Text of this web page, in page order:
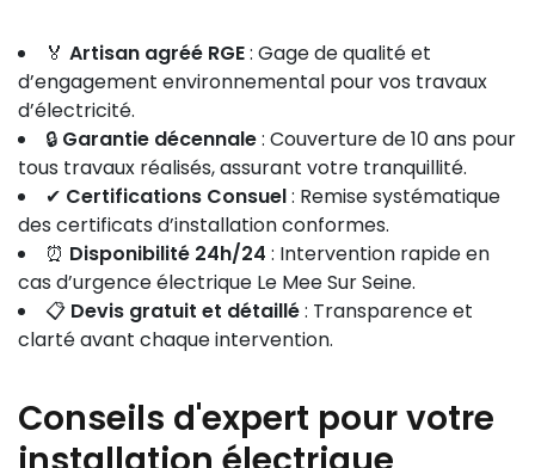
🏅 Artisan agréé RGE: Gage de qualité et
d’engagement environnemental pour vos travaux
d’électricité.
🔒 Garantie décennale: Couverture de 10 ans pour
tous travaux réalisés, assurant votre tranquillité.
✔ Certifications Consuel: Remise systématique
des certificats d’installation conformes.
⏰ Disponibilité 24h/24 : Intervention rapide en
cas d’urgence électrique Le Mee Sur Seine.
📋 Devis gratuit et détaillé: Transparence et
clarté avant chaque intervention.
Conseils d'expert pour votre